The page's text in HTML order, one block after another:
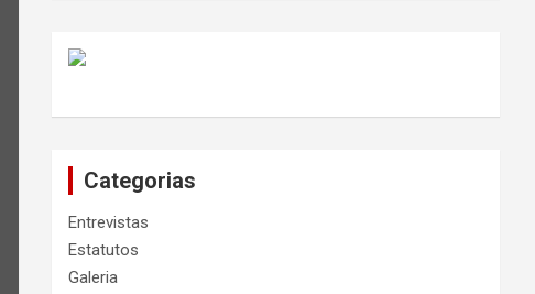
Categorias
Entrevistas
Estatutos
Galeria